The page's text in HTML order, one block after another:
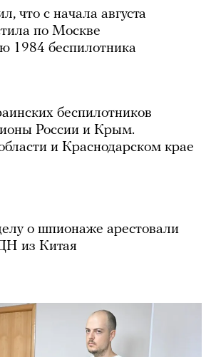
что с начала августа
по Москве
1984 беспилотника
беспилотников
России и Крым.
и Краснодарском крае
о шпионаже арестовали
из Китая